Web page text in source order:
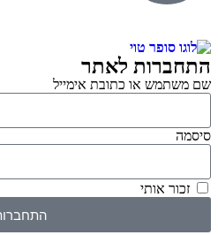
התחברות לאתר
שם משתמש או כתובת אימייל
סיסמה
זכור אותי